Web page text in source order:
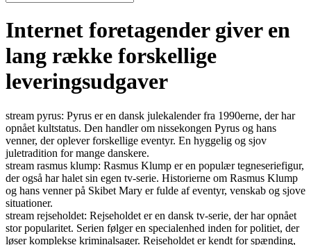
Internet foretagender giver en
lang række forskellige
leveringsudgaver
stream pyrus: Pyrus er en dansk julekalender fra 1990erne, der har
opnået kultstatus. Den handler om nissekongen Pyrus og hans
venner, der oplever forskellige eventyr. En hyggelig og sjov
juletradition for mange danskere.
stream rasmus klump: Rasmus Klump er en populær tegneseriefigur,
der også har halet sin egen tv-serie. Historierne om Rasmus Klump
og hans venner på Skibet Mary er fulde af eventyr, venskab og sjove
situationer.
stream rejseholdet: Rejseholdet er en dansk tv-serie, der har opnået
stor popularitet. Serien følger en specialenhed inden for politiet, der
løser komplekse kriminalsager. Rejseholdet er kendt for spænding,